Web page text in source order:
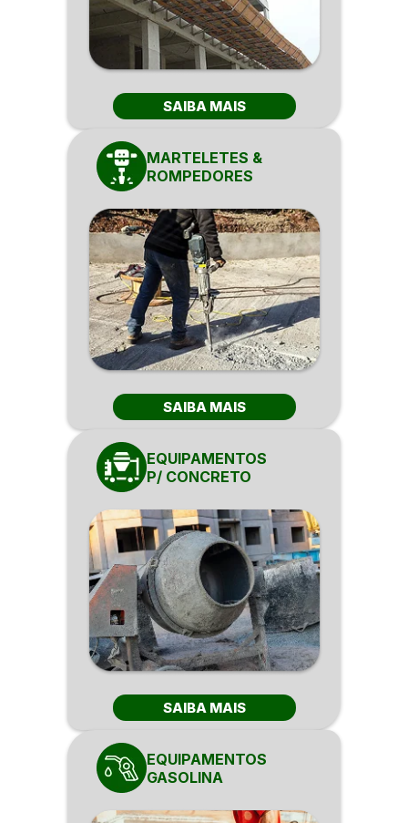
SAIBA MAIS
MARTELETES &
ROMPEDORES
SAIBA MAIS
EQUIPAMENTOS
P/ CONCRETO
SAIBA MAIS
EQUIPAMENTOS
GASOLINA